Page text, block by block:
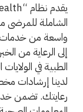
الشاملة للمرضى
واسعة من خدمات
إلى الرعاية من
الطبية في
لدينا إرشادات
رعايتك. تضمن